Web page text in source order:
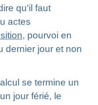
qu'il faut
actes
, pourvoi en
dernier jour et non
se termine un
jour férié, le